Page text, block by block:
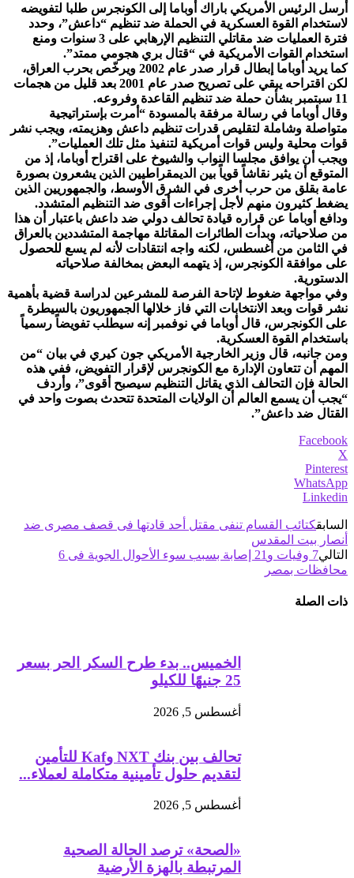
أرسل الرئيس الأمريكي باراك أوباما إلى الكونجرس طلبا لتفويضه
لاستخدام القوة العسكرية في الحملة ضد تنظيم “داعش”، وحدد
فترة العمليات ضد مقاتلي التنظيم الإرهابي على 3 سنوات ومنع
استخدام القوات الأمريكية في “قتال بري هجومي ممتد”.
كما يريد أوباما إبطال قرار صدر عام 2002 ويرخّص بحرب العراق،
لكن اقتراحه يبقي على تصريح صدر عام 2001 بعد قليل من هجمات
11 سبتمبر بشأن حملة ضد تنظيم القاعدة وفروعه.
وقال أوباما في رسالة مرفقة بالمسودة “أمرت بإستراتيجية
متواصلة وشاملة لتقليص قدرات تنظيم داعش وهزيمته، ويجب نشر
قوات محلية وليس قوات أمريكية لتنفيذ مثل تلك العمليات”.
ويجب أن يوافق مجلسا النواب والشيوخ على اقتراح أوباما، إذ من
المتوقع أن يثير نقاشاً قوياً بين الديمقراطيين الذين يشعرون بصورة
عامة بقلق من حرب أخرى في الشرق الأوسط، والجمهوريين الذين
يضغط كثيرون منهم لأجل إجراءات أقوى ضد التنظيم المتشدد.
ودافع أوباما عن قراره قيادة تحالف دولي ضد داعش باعتبار أن هذا
من صلاحياته، وبدأت الطائرات المقاتلة مهاجمة المتشددين بالعراق
في الثامن من أغسطس، لكنه واجه انتقادات لأنه لم يسع للحصول
على موافقة الكونجرس، إذ يتهمه البعض بمخالفة صلاحياته
الدستورية.
وفي مواجهة ضغوط لإتاحة الفرصة للمشرعين لدراسة قضية بأهمية
نشر قوات وبعد الانتخابات التي فاز خلالها الجمهوريون بالسيطرة
على الكونجرس، قال أوباما في نوفمبر إنه سيطلب تفويضاً رسمياً
باستخدام القوة العسكرية.
ومن جانبه، قال وزير الخارجية الأمريكي جون كيري في بيان “من
المهم أن تتعاون الإدارة مع الكونجرس لإقرار التفويض، ففي هذه
الحالة فإن التحالف الذي يقاتل التنظيم سيصبح أقوى”، وأردف
“يجب أن يسمع العالم أن الولايات المتحدة تتحدث بصوت واحد في
القتال ضد داعش”.
Facebook
X
Pinterest
WhatsApp
Linkedin
السابقكتائب القسام تنفى مقتل أحد قادتها فى قصف مصرى ضد
أنصار بيت المقدس
التالي
7 وفيات و21 إصابة بسبب سوء الأحوال الجوية فى 6
محافظات بمصر
ذات الصلة
الخميس.. بدء طرح السكر الحر بسعر
25 جنيهًا للكيلو
أغسطس 5, 2026
تحالف بين بنك NXT وKaf للتأمين
لتقديم حلول تأمينية متكاملة لعملاء...
أغسطس 5, 2026
«الصحة» ترصد الحالة الصحية
المرتبطة بالهزة الأرضية